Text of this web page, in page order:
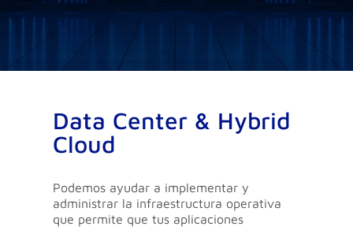
Data Center & Hybrid
Cloud
Podemos ayudar a implementar y
administrar la infraestructura operativa
que permite que tus aplicaciones